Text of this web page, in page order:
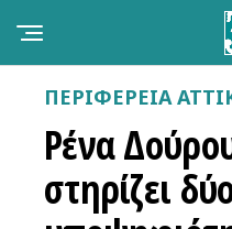
ΠΕΡΙΦΕΡΕΙΑ
Ρένα
στηρίζει